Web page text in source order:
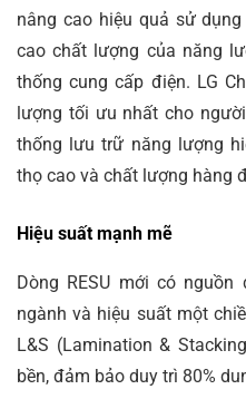
nâng cao hiệu quả sử
cao chất lượng của năng
thống cung cấp điện. LG
lượng tối ưu nhất cho
thống lưu trữ năng lượng
thọ cao và chất lượng hàng
Hiệu suất mạnh mẽ
Dòng RESU mới có
ngành và hiệu suất một
L&S (Lamination &
bền, đảm bảo duy trì 80%